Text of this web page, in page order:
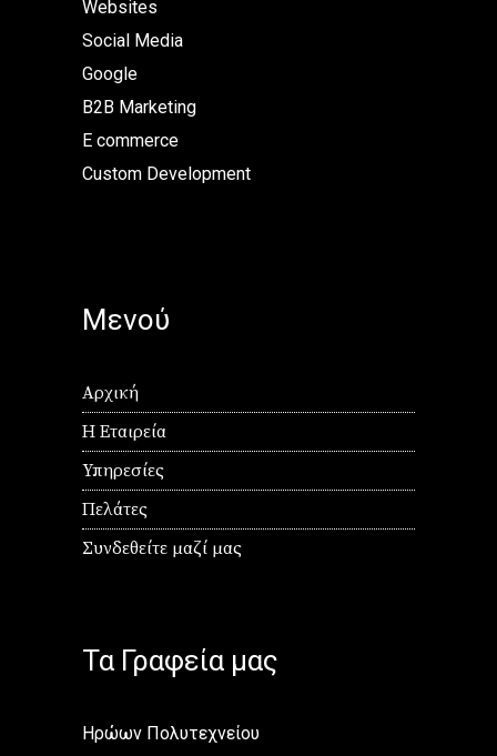
Websites
Social Media
Google
B2B Marketing
E commerce
Custom Development
Μενού
Αρχική
Η Εταιρεία
Υπηρεσίες
Πελάτες
Συνδεθείτε μαζί μας
Τα Γραφεία μας
Ηρώων Πολυτεχνείου